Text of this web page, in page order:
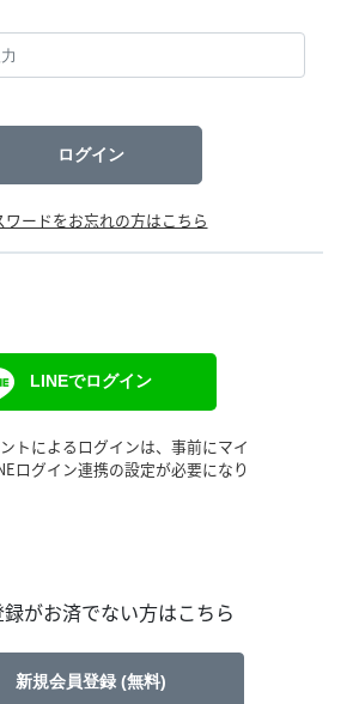
ログイン
ワードをお忘れの方はこちら
LINEでログイン
トによるログインは、事前にマイ
ログイン連携の設定が必要になり
がお済でない方はこちら
新規会員登録 (無料)